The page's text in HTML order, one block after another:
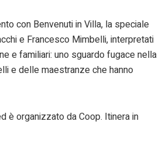
con Benvenuti in Villa, la speciale
e Francesco Mimbelli, interpretati
e familiari: uno sguardo fugace nella
e delle maestranze che hanno
è organizzato da Coop. Itinera in